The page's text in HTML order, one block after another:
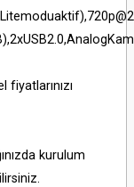
kurulum